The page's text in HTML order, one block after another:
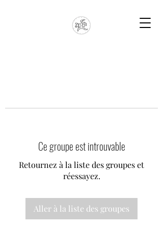
Ce groupe est introuvable
Retournez à la liste des groupes et
réessayez.
Aller à la liste des groupes